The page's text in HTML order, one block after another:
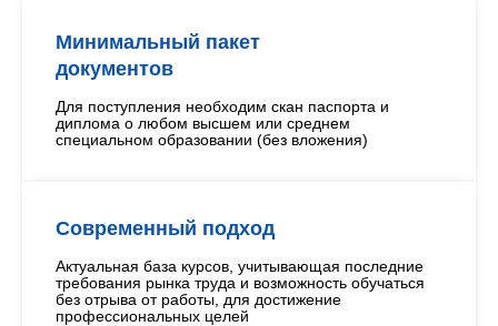
Минимальный пакет
документов
Для поступления необходим скан паспорта и
диплома о любом высшем или среднем
специальном образовании (без вложения)
Современный подход
Актуальная база курсов, учитывающая последние
требования рынка труда и возможность обучаться
без отрыва от работы, для достижение
профессиональных целей